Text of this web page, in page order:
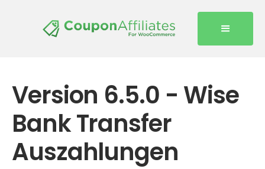
Version 6.5.0 - Wise
Bank Transfer
Auszahlungen